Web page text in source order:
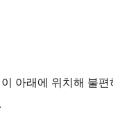
아래에 위치해 불